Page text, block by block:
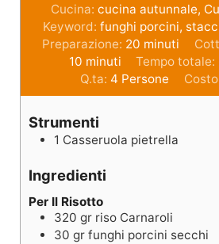
Cucina: cucina autunnale,
Keyword:funghi porcini,
Preparazione: 20 minuti
10 minuti Tempo totale:
Q.ta: 4 Persone
Strumenti
1 Casseruola pietrella
Ingredienti
Per Il Risotto
320 gr riso Carnaroli
30 gr funghi porcini secchi